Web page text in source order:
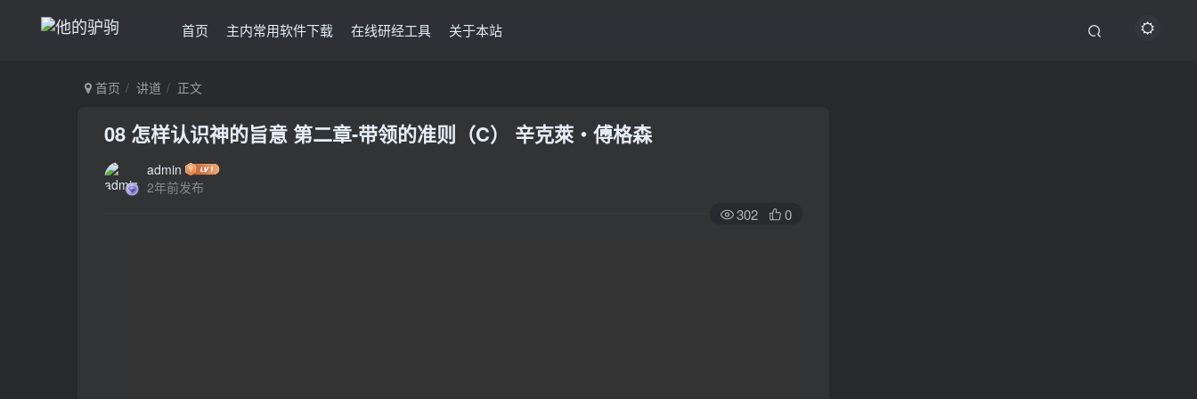
首页 主内常用软件下载 在线研经工具 关于本站
首页 讲道 正文
08 怎样认识神的旨意 第二章-带领的准则（C） 辛克萊‧傅格森
admin
2年前发布
302 0